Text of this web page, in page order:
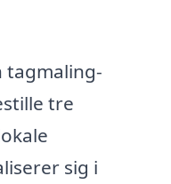
tagmaling-
tre
sig i